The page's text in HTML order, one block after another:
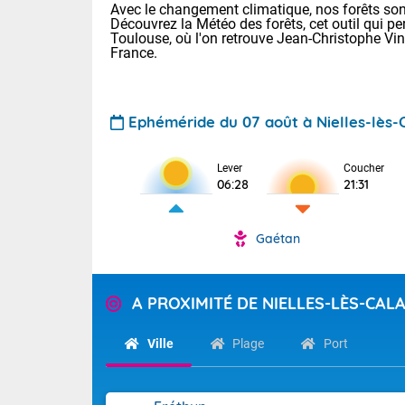
Pour la
Tendance
Avec le changement climatique, nos forêts
Découvrez la Météo des forêts, cet outil qui
Toulouse, où l'on retrouve Jean-Christophe
France.
Ephéméride du 07 août à Nielles-lès-
Lever
06:28
Coucher
21:31
Gaétan
A PROXIMITÉ DE NIELLES-LÈS-
Ville Plage Port
Voici les
31 Lyon :
: 32 Nancy :
32 Lille : 28
Demain :
Très
En matinée,
sur les